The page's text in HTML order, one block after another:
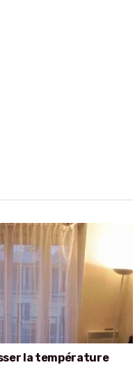
la température